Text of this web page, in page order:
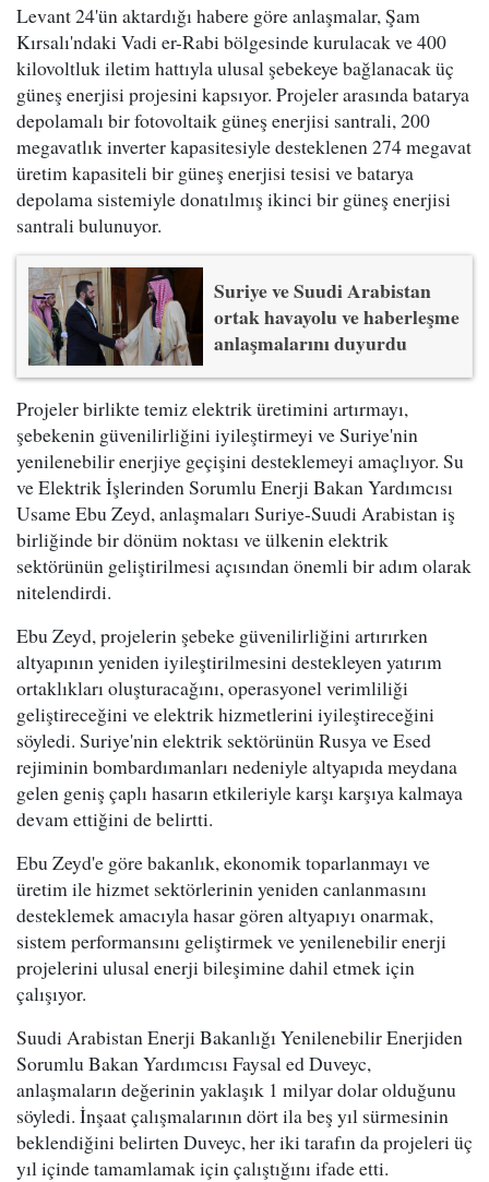
Levant 24'ün aktardığı habere göre anlaşmalar, Şam
Kırsalı'ndaki Vadi er-Rabi bölgesinde kurulacak ve 400
kilovoltluk iletim hattıyla ulusal şebekeye bağlanacak üç
güneş enerjisi projesini kapsıyor. Projeler arasında batarya
depolamalı bir fotovoltaik güneş enerjisi santrali, 200
megavatlık inverter kapasitesiyle desteklenen 274 megavat
üretim kapasiteli bir güneş enerjisi tesisi ve batarya
depolama sistemiyle donatılmış ikinci bir güneş enerjisi
santrali bulunuyor.
Suriye ve Suudi Arabistan
ortak havayolu ve haberleşme
anlaşmalarını duyurdu
Projeler birlikte temiz elektrik üretimini artırmayı,
şebekenin güvenilirliğini iyileştirmeyi ve Suriye'nin
yenilenebilir enerjiye geçişini desteklemeyi amaçlıyor. Su
ve Elektrik İşlerinden Sorumlu Enerji Bakan Yardımcısı
Usame Ebu Zeyd, anlaşmaları Suriye-Suudi Arabistan iş
birliğinde bir dönüm noktası ve ülkenin elektrik
sektörünün geliştirilmesi açısından önemli bir adım olarak
nitelendirdi.
Ebu Zeyd, projelerin şebeke güvenilirliğini artırırken
altyapının yeniden iyileştirilmesini destekleyen yatırım
ortaklıkları oluşturacağını, operasyonel verimliliği
geliştireceğini ve elektrik hizmetlerini iyileştireceğini
söyledi. Suriye'nin elektrik sektörünün Rusya ve Esed
rejiminin bombardımanları nedeniyle altyapıda meydana
gelen geniş çaplı hasarın etkileriyle karşı karşıya kalmaya
devam ettiğini de belirtti.
Ebu Zeyd'e göre bakanlık, ekonomik toparlanmayı ve
üretim ile hizmet sektörlerinin yeniden canlanmasını
desteklemek amacıyla hasar gören altyapıyı onarmak,
sistem performansını geliştirmek ve yenilenebilir enerji
projelerini ulusal enerji bileşimine dahil etmek için
çalışıyor.
Suudi Arabistan Enerji Bakanlığı Yenilenebilir Enerjiden
Sorumlu Bakan Yardımcısı Faysal ed Duveyc,
anlaşmaların değerinin yaklaşık 1 milyar dolar olduğunu
söyledi. İnşaat çalışmalarının dört ila beş yıl sürmesinin
beklendiğini belirten Duveyc, her iki tarafın da projeleri üç
yıl içinde tamamlamak için çalıştığını ifade etti.